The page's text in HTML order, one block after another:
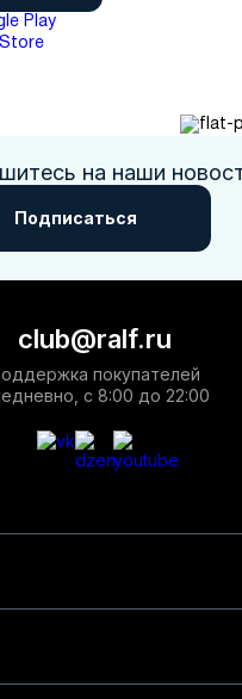
на наши
Подписаться
club@ralf.ru
покупателей
с 8:00 до 22:00